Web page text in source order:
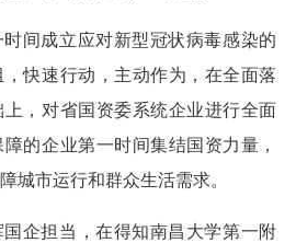
间成立应对新型冠状病毒感染的
快速行动，主动作为，在全面落
，对省国资委系统企业进行全面
的企业第一时间集结国资力量，
城市运行和群众生活需求。
企担当，在得知南昌大学第一附